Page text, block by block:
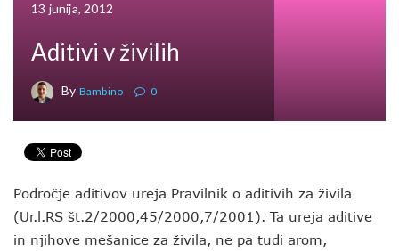
13 junija, 2012
Aditivi v živilih
By Bambino 0
Področje aditivov ureja Pravilnik o aditivih za živila
(Ur.l.RS št.2/2000,45/2000,7/2001). Ta ureja aditive
in njihove mešanice za živila, ne pa tudi arom,